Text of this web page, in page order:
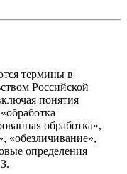
термины в
Российской
понятия
обработка»,
«обезличивание»,
определения